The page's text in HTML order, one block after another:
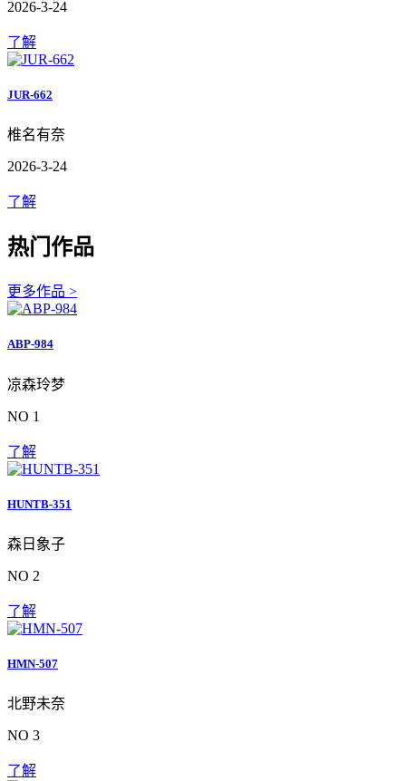
2026-3-24
了解
JUR-662
椎名有奈
2026-3-24
了解
热门作品
更多作品 >
ABP-984
凉森玲梦
NO 1
了解
HUNTB-351
森日象子
NO 2
了解
HMN-507
北野未奈
NO 3
了解